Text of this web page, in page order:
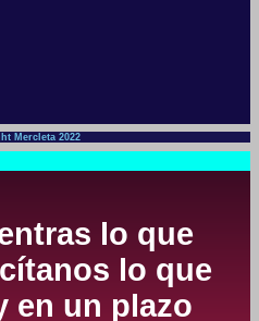
Mercleta 2022
lo que
lo que
en un plazo